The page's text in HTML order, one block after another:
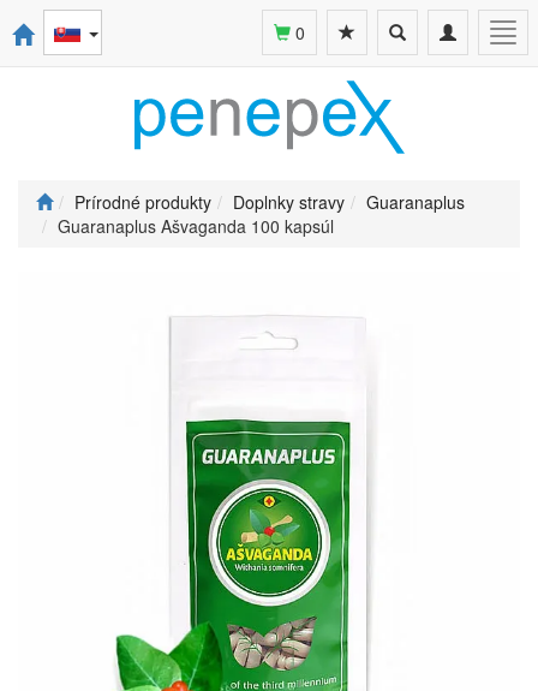
Toggle
navigation
Toggle
search
0
Prírodné produkty Doplnky stravy
Guaranaplus
Guaranaplus Ašvaganda 100 kapsúl